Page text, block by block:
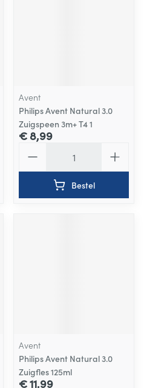
Avent
Philips Avent Natural 3.0
Zuigspeen 3m+ T4 1
€ 8,99
Bestel
Avent
Philips Avent Natural 3.0
Zuigfles 125ml
€ 11,99